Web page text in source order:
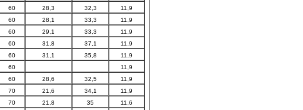
60 28,3 32,3
11,9
60 28,1 33,3
11,9
60 29,1 33,3
11,9
60 31,8 37,1
11,9
60 31,1 35,8
11,9
60
11,9
60 28,6 32,5
11,9
70 21,6 34,1
11,9
70 21,8 35
11,6